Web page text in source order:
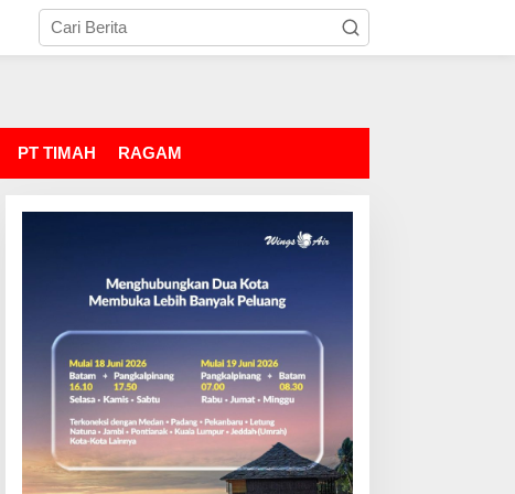
PT TIMAH RAGAM
Ton Timah di Belitung
Diduga Sabu